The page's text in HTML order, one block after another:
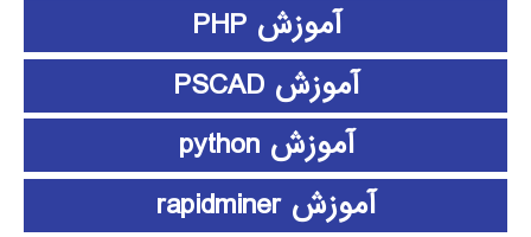
آموزش PHP
آموزش PSCAD
آموزش python
آموزش rapidminer